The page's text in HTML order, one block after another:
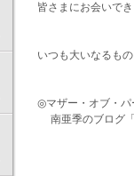
皆さまにお会いで
いつも大いなるも
◎マザー・オブ・
南亜季のブログ「